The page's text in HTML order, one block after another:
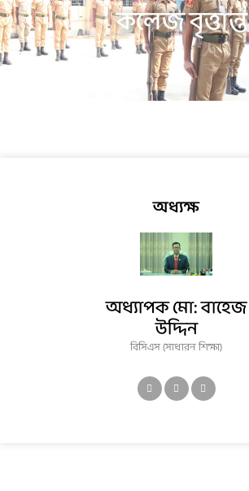
কলেজ বৃত্তান্ত
অধ্যক্ষ
অধ্যাপক মো: বাহেজ
উদ্দিন
বিসিএস (সাধারন শিক্ষা)